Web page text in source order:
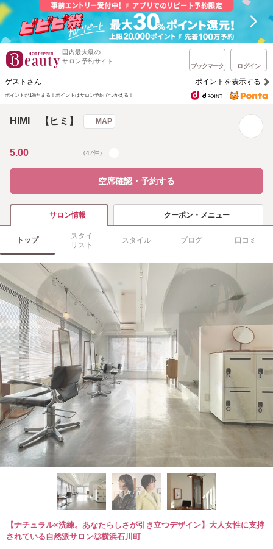
国内最大級の
サロン予約サイト
ブックマーク ログイン
ゲストさん ポイントを表示する
ポイントが1%たまる！ ポイントはサロン予約でつかえる！
HIMI 【ヒミ】 MAP
5.00 （47件）
空席確認・予約する
サロン情報 クーポン・メニュー
トップ
スタイ
リスト
スタイル ブログ 口コミ
【ナチュラル×洗練。あなたらしさが引き立つデザイン】大人女性に支持
されている自然派サロン◎横浜石川町